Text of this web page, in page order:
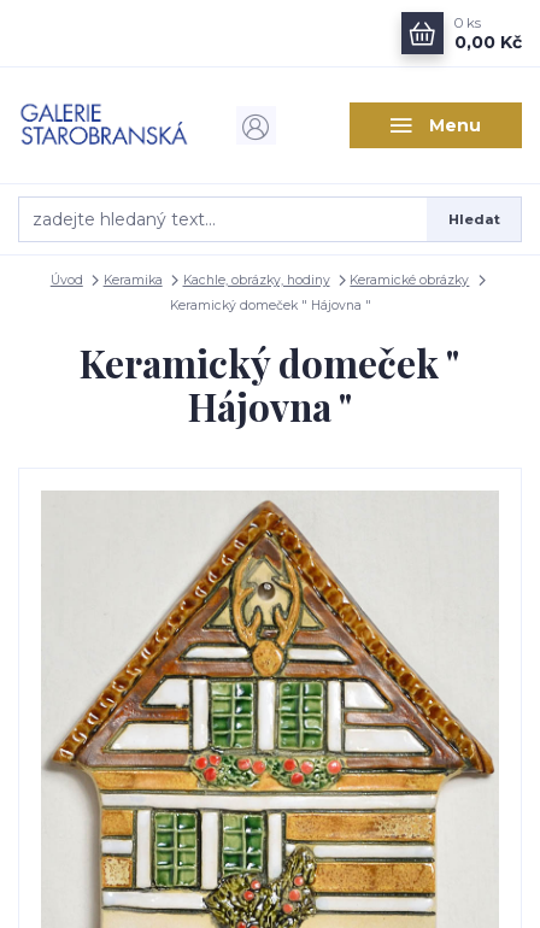
Menu
Hledat
0 ks
0,00 Kč
Úvod Keramika Kachle, obrázky, hodiny
Keramické obrázky
Keramický domeček " Hájovna "
Keramický domeček "
Hájovna "